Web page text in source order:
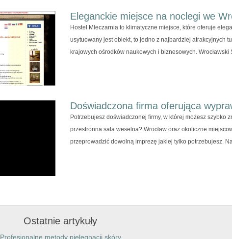
Eleganckie miejsce na noclegi we
Hostel Mleczarnia to klimatyczne miejsce, które oferuje
usytuowany jest obiekt, to jedno z najbardziej atrakcyjnych
krajowych ośrodków naukowych i biznesowych. Wrocławski
Doświadczona firma oferująca
Potrzebujesz doświadczonej firmy, w której możesz
przestronna sala weselna? Wrocław oraz okoliczne
przeprowadzić dowolną imprezę jakiej tylko potrzebujesz.
Ostatnie artykuły
Profesjonalne metody pielęgnacji skóry